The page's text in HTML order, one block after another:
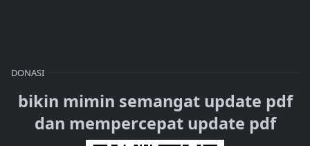
DONASI
bikin mimin semangat update pdf
dan mempercepat update pdf